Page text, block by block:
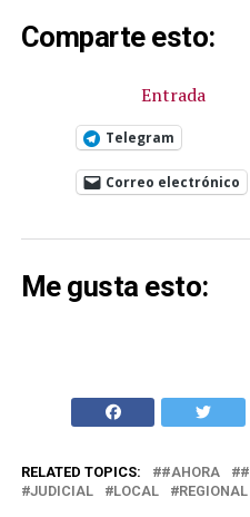
Comparte esto:
Entrada
Telegram
Correo electrónico
Me gusta esto:
RELATED TOPICS: #AHORA
JUDICIAL
LOCAL REGIONAL